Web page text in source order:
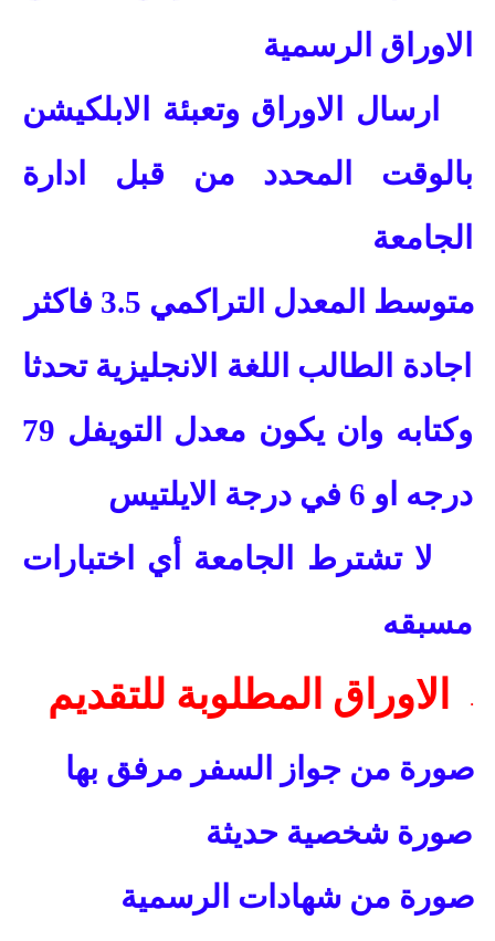
الاوراق الرسمية
ارسال الاوراق وتعبئة الابلكيشن
بالوقت المحدد من قبل ادارة
الجامعة
متوسط المعدل التراكمي 3.5 فاكثر
اجادة الطالب اللغة الانجليزية تحدثا
وكتابه وان يكون معدل التويفل 79
درجه او 6 في درجة الايلتيس
لا تشترط الجامعة أي اختبارات
مسبقه
· الاوراق المطلوبة للتقديم
صورة من جواز السفر مرفق بها
صورة شخصية حديثة
صورة من شهادات الرسمية